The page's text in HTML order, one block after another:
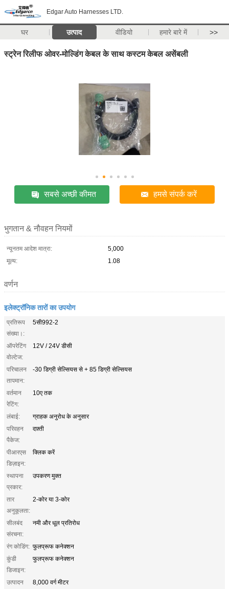
Edgar Auto Harnesses LTD.
घर उत्पाद वीडियो हमारे बारे में >>
स्ट्रेन रिलीफ ओवर-मोल्डिंग केबल के साथ कस्टम केबल असेंबली
सबसे अच्छी कीमत हमसे संपर्क करें
भुगतान & नौवहन नियमों
न्यूनतम आदेश मात्रा:
5,000
मूल्य:
1.08
वर्णन
इलेक्ट्रॉनिक तारों का उपयोग
प्रतिरूप
संख्या।:
5सी992-2
ऑपरेटिंग
वोल्टेज:
12V / 24V डीसी
परिचालन
तापमान:
-30 डिग्री सेल्सियस से + 85 डिग्री सेल्सियस
वर्तमान
रेटिंग:
10ए तक
लंबाई:
ग्राहक अनुरोध के अनुसार
परिवहन
पैकेज:
दफ़्ती
पीआरएस
डिज़ाइन:
क्लिक करें
स्थापना
प्रकार:
उपकरण मुक्त
तार
अनुकूलता:
2-कोर या 3-कोर
सीलबंद
संरचना:
नमी और धूल प्रतिरोध
रंग कोडिंग: फुलप्रूफ कनेक्शन
कुंडी
डिजाइन:
फुलप्रूफ कनेक्शन
उत्पादन
8,000 वर्ग मीटर